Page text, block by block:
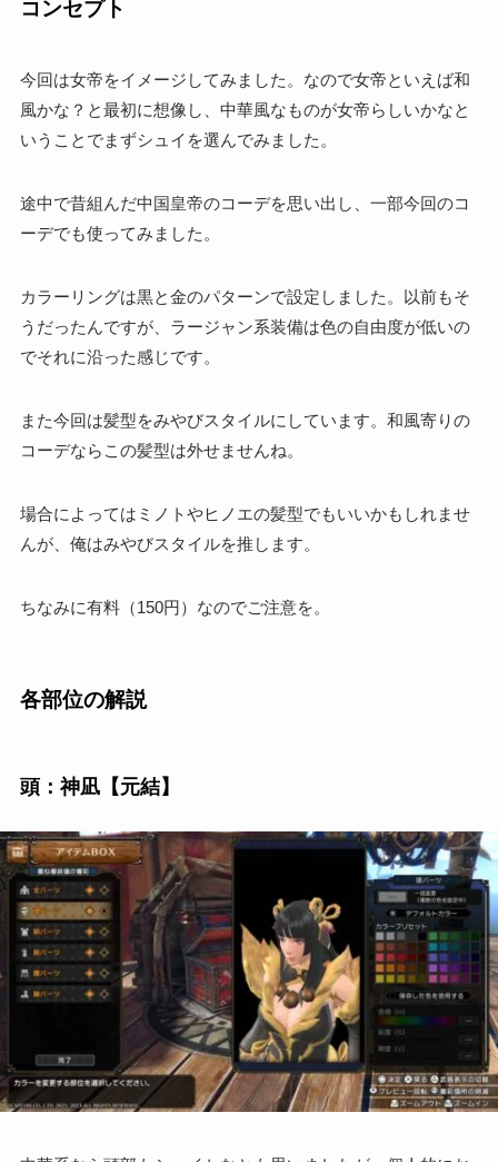
コンセプト
今回は女帝をイメージしてみました。なので女帝といえば和
風かな？と最初に想像し、中華風なものが女帝らしいかなと
いうことでまずシュイを選んでみました。
途中で昔組んだ中国皇帝のコーデを思い出し、一部今回のコ
ーデでも使ってみました。
カラーリングは黒と金のパターンで設定しました。以前もそ
うだったんですが、ラージャン系装備は色の自由度が低いの
でそれに沿った感じです。
また今回は髪型をみやびスタイルにしています。和風寄りの
コーデならこの髪型は外せませんね。
場合によってはミノトやヒノエの髪型でもいいかもしれませ
んが、俺はみやびスタイルを推します。
ちなみに有料（150円）なのでご注意を。
各部位の解説
頭：神凪【元結】